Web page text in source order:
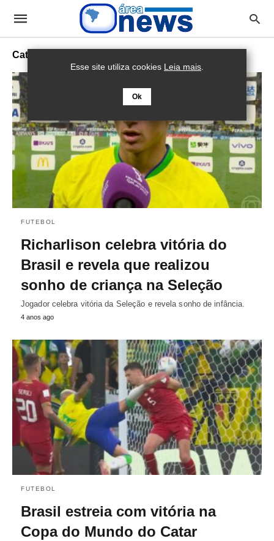
Catar
FUTEBOL
Richarlison celebra vitória do
Brasil e revela que realizou
sonho de criança na Seleção
Jogador celebra vitória da Seleção e revela sonho de infância.
4 anos ago
FUTEBOL
Brasil estreia com vitória na
Copa do Mundo do Catar
Esse site utiliza cookies Leia mais.
Ok